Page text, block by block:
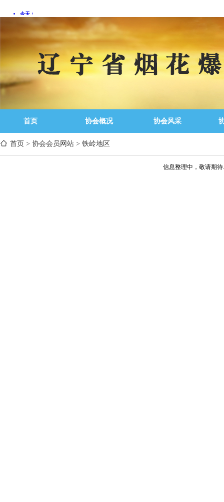
首页 协会概况 协会风采
首页 > 协会会员网站 > 铁岭地区
信息整理中，敬请期待